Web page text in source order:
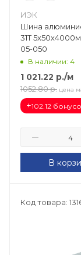
ИЭК
Шина
31Т
05-050
В наличии: 4
1 021.22 р./м
1052.80 р. цена
+102.12
В
Код товара: